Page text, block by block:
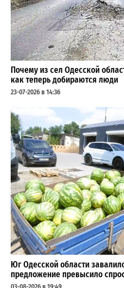
Почему из сел Одесской
как теперь добираются люди
23-07-2026 в 14:36
Юг Одесской области
предложение превысило